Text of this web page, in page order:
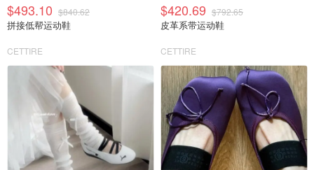
$493.10 $840.62
拼接低帮运动鞋
CETTIRE
$420.69 $792.65
皮革系带运动鞋
CETTIRE